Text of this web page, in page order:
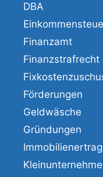
DBA
Finanzamt
Finanzstrafrecht
Förderungen
Geldwäsche
Gründungen